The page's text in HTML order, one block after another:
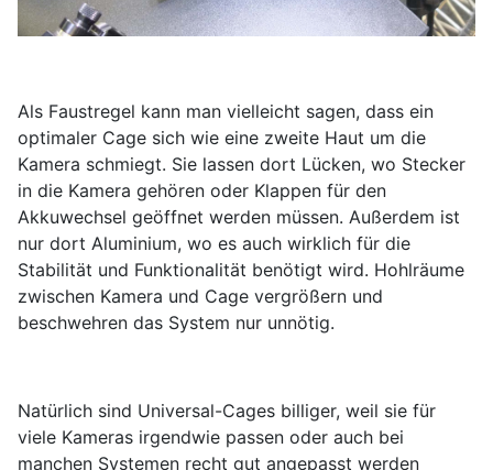
Als Faustregel kann man vielleicht sagen, dass ein
optimaler Cage sich wie eine zweite Haut um die
Kamera schmiegt. Sie lassen dort Lücken, wo Stecker
in die Kamera gehören oder Klappen für den
Akkuwechsel geöffnet werden müssen. Außerdem ist
nur dort Aluminium, wo es auch wirklich für die
Stabilität und Funktionalität benötigt wird. Hohlräume
zwischen Kamera und Cage vergrößern und
beschwehren das System nur unnötig.
Natürlich sind Universal-Cages billiger, weil sie für
viele Kameras irgendwie passen oder auch bei
manchen Systemen recht gut angepasst werden